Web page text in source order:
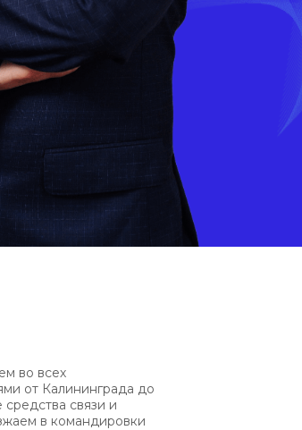
во всех
от Калининграда до
связи и
в командировки